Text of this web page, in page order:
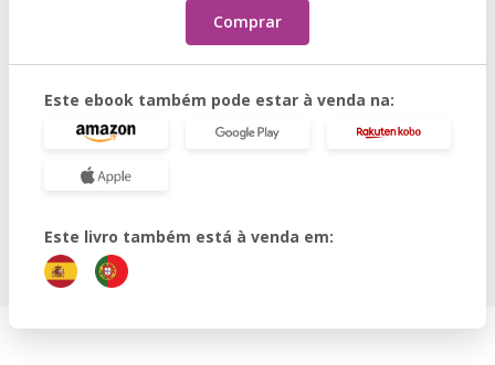
Comprar
Este ebook também pode estar à venda na:
Este livro também está à venda em: